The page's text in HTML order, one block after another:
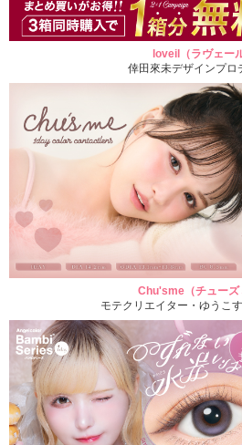
loveil（ラヴェール
倖田來未デザインプロ
Chu'sme（チューズ
モテクリエイター・ゆうこ